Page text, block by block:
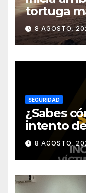
tortuga
8 AGOSTO,
SEGURIDAD
¿Sabes
intento
La SSP te
8 AGOSTO,